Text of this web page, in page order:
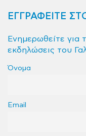
ΕΓΓΡΑΦΕΙΤΕ
Ενημερωθείτε για
εκδηλώσεις του
Όνομα
Email